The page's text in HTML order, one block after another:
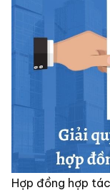
Hợp đồng hợp